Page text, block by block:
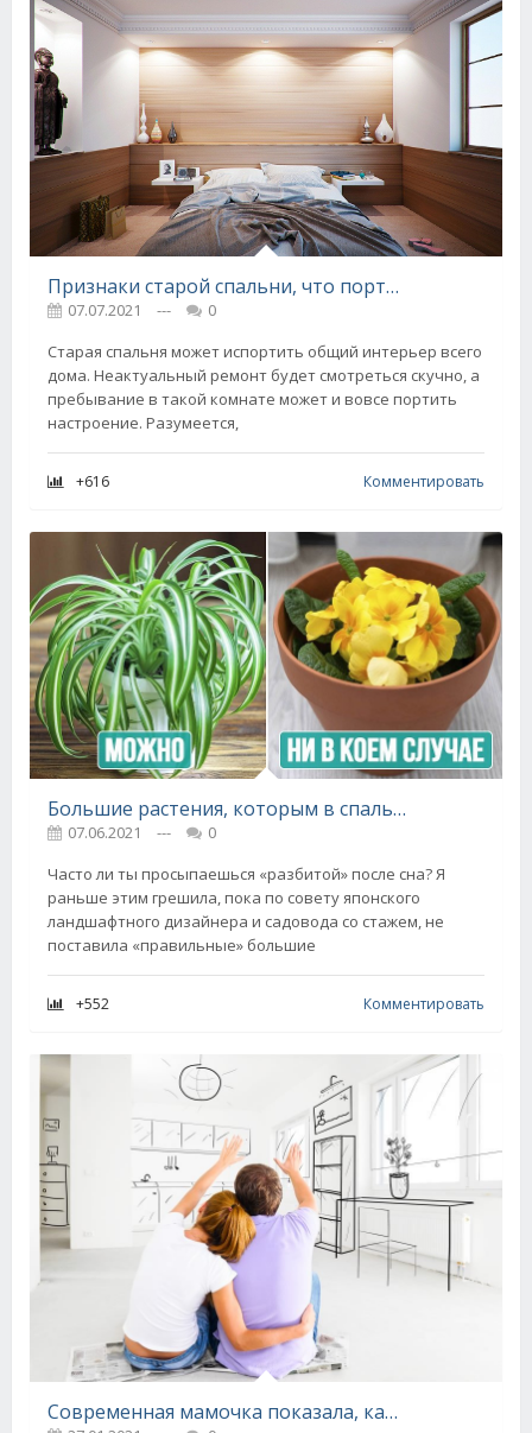
Признаки старой спальни, что портит личную жизнь хозяина
07.07.2021 ---
0
Старая спальня может испортить общий интерьер всего
дома. Неактуальный ремонт будет смотреться скучно, а
пребывание в такой комнате может и вовсе портить
настроение. Разумеется,
+616 Комментировать
Большие растения, которым в спальне не место
07.06.2021 ---
0
Часто ли ты просыпаешься «разбитой» после сна? Я
раньше этим грешила, пока по совету японского
ландшафтного дизайнера и садовода со стажем, не
поставила «правильные» большие
+552 Комментировать
Современная мамочка показала, как сделать отдельную комнатку для ребенка в однокомнатной квартире